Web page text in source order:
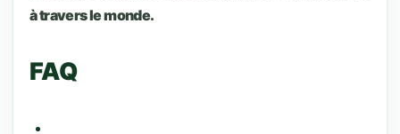
à travers le monde.
FAQ